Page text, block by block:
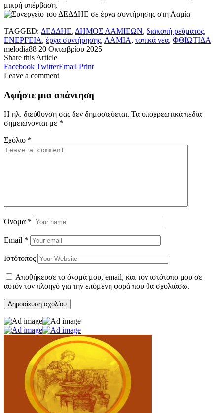
μικρή υπέρβαση.
TAGGED: ΔΕΔΔΗΕ, ΔΗΜΟΣ ΛΑΜΙΕΩΝ, διακοπή ρεύματος,
ΕΝΕΡΓΕΙΑ, έργα συντήρησης, ΛΑΜΙΑ, τοπικά νεα, ΦΘΙΩΤΙΔΑ
melodia88 20 Οκτωβρίου 2025
Share this Article
Facebook TwitterEmail Print
Leave a comment
Αφήστε μια απάντηση
Η ηλ. διεύθυνση σας δεν δημοσιεύεται. Τα υποχρεωτικά πεδία
σημειώνονται με *
Σχόλιο *
Όνομα *
Email *
Ιστότοπος
Αποθήκευσε το όνομά μου, email, και τον ιστότοπο μου σε
αυτόν τον πλοηγό για την επόμενη φορά που θα σχολιάσω.